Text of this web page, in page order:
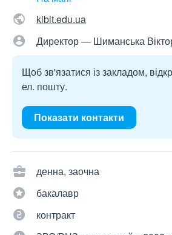
kibit.edu.ua
Директор — Шиманська
Щоб зв'язатися із закладом,
ел. пошту.
Показати контакти
денна, заочна
бакалавр
контракт